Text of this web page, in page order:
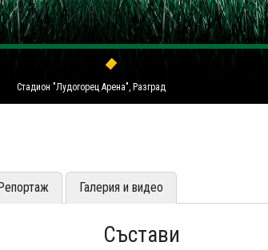
Стадион "Лудогорец Арена", Разград
Репортаж Галерия и видео
Състави